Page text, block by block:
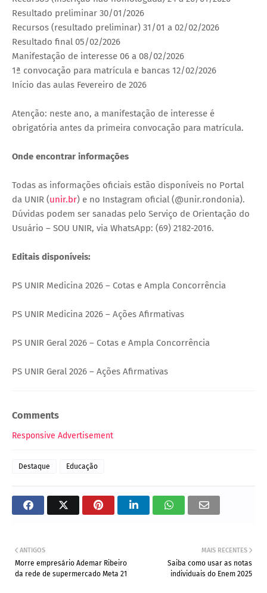
Resultado preliminar 30/01/2026
Recursos (resultado preliminar) 31/01 a 02/02/2026
Resultado final 05/02/2026
Manifestação de interesse 06 a 08/02/2026
1ª convocação para matrícula e bancas 12/02/2026
Início das aulas Fevereiro de 2026
Atenção: neste ano, a manifestação de interesse é
obrigatória antes da primeira convocação para matrícula.
Onde encontrar informações
Todas as informações oficiais estão disponíveis no Portal
da UNIR (unir.br) e no Instagram oficial (@unir.rondonia).
Dúvidas podem ser sanadas pelo Serviço de Orientação do
Usuário – SOU UNIR, via WhatsApp: (69) 2182-2016.
Editais disponíveis:
PS UNIR Medicina 2026 – Cotas e Ampla Concorrência
PS UNIR Medicina 2026 – Ações Afirmativas
PS UNIR Geral 2026 – Cotas e Ampla Concorrência
PS UNIR Geral 2026 – Ações Afirmativas
Comments
Responsive Advertisement
Destaque Educação
MAIS RECENTES
Saiba como usar as notas
individuais do Enem 2025
ANTIGOS
Morre empresário Ademar Ribeiro
da rede de supermercado Meta 21